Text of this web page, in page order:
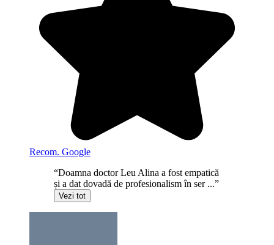
Recom. Google
“Doamna doctor Leu Alina a fost empatică
și a dat dovadă de profesionalism în ser ...”
Vezi tot